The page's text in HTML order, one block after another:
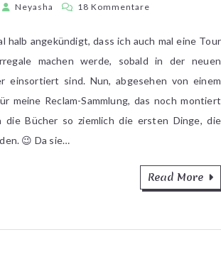
Neyasha 18 Kommentare
–
halb angekündigt, dass ich auch mal eine Tour
machen werde, sobald in der neuen
einsortiert sind. Nun, abgesehen von einem
meine Reclam-Sammlung, das noch montiert
die Bücher so ziemlich die ersten Dinge, die
😉 Da sie…
Read More